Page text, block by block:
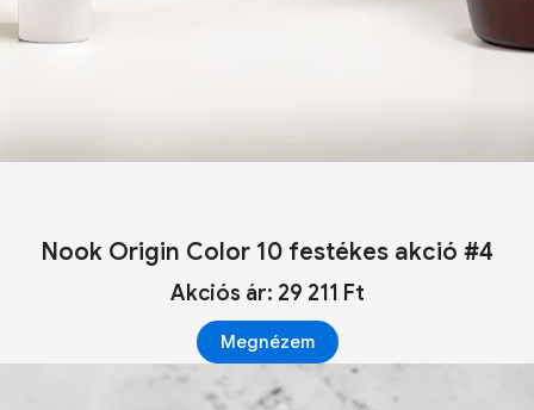
Nook Origin Color 10 festékes akció #4
Akciós ár: 29 211 Ft
Megnézem